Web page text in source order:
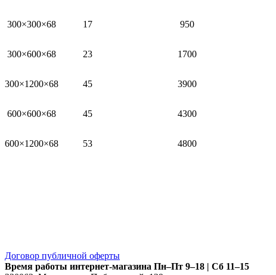
300×300×68 17 950
300×600×68 23 1700
300×1200×68 45 3900
600×600×68 45 4300
600×1200×68 53 4800
Договор публичной оферты
Время работы интернет-магазина Пн–Пт 9–18 | Сб 11–15